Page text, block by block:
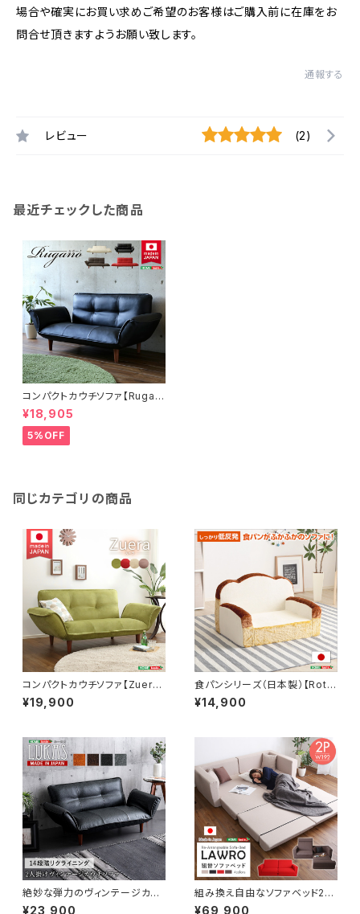
場合や確実にお買い求めご希望のお客様はご購入前に在庫をお
問合せ頂きますようお願い致します。
通報する
レビュー (2)
最近チェックした商品
コンパクトカウチソファ【Rugan
o-ルガーノ-】(ポケットコイル リ
クライニング レザー風 日本製)
SH-07-RGN
¥18,905
5%OFF
同じカテゴリの商品
コンパクトカウチソファ【Zuera-
スエラ-】(ポケットコイル リク
ライニング 起毛タイプ 日本
¥19,900
食パンシリーズ（日本製）【Roti-
ロティ-】低反発かわいい食パン
ソファ SH-07-ROT-SF
¥14,900
絶妙な弾力のヴィンテージカウ
チソファ 【LUKAS-ルーカス-】
¥23,900
組み換え自由なソファベッド2P
【Lawro-ラウロ-】ポケットコイ
¥69,900